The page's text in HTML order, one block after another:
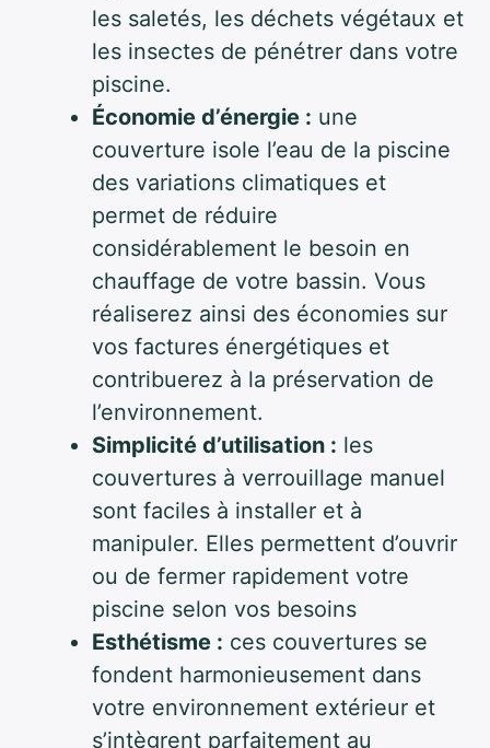
les saletés, les déchets végétaux et
les insectes de pénétrer dans votre
piscine.
Économie d’énergie : une
couverture isole l’eau de la piscine
des variations climatiques et
permet de réduire
considérablement le besoin en
chauffage de votre bassin. Vous
réaliserez ainsi des économies sur
vos factures énergétiques et
contribuerez à la préservation de
l’environnement.
Simplicité d’utilisation : les
couvertures à verrouillage manuel
sont faciles à installer et à
manipuler. Elles permettent d’ouvrir
ou de fermer rapidement votre
piscine selon vos besoins
Esthétisme : ces couvertures se
fondent harmonieusement dans
votre environnement extérieur et
s’intègrent parfaitement au